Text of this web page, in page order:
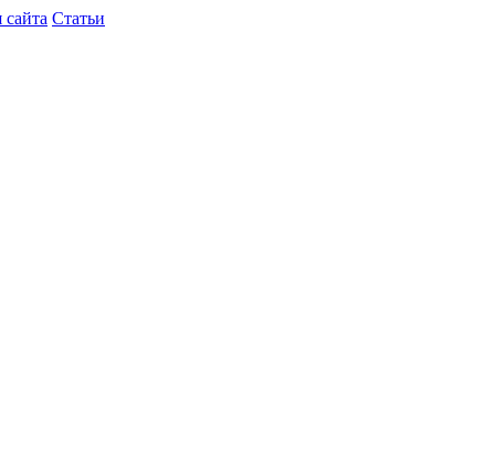
сайта Статьи